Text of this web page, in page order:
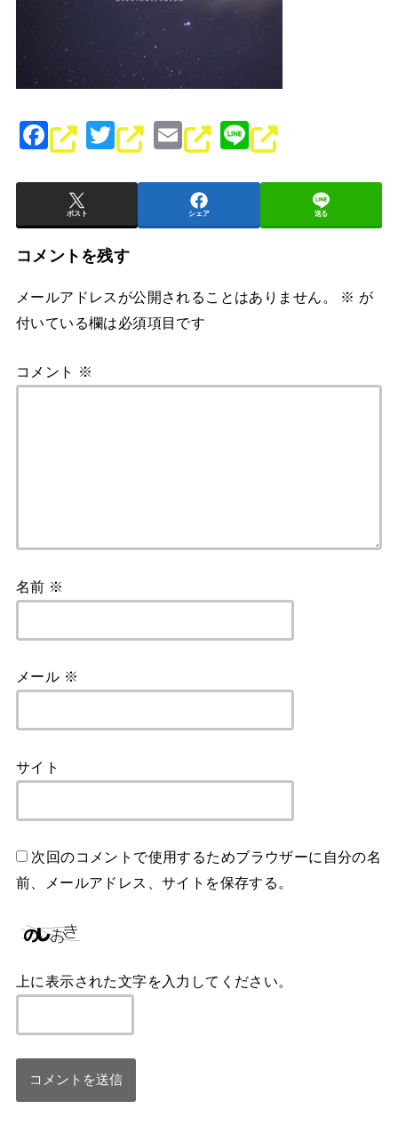
F
a
c
e
b
o
k
T
wi
tt
er
E
m
ai
l
Li
n
e
ポスト シェア 送る
コメントを残す
メールアドレスが公開されることはありません。 ※ が
付いている欄は必須項目です
コメント ※
名前 ※
メール ※
サイト
次回のコメントで使用するためブラウザーに自分の名
前、メールアドレス、サイトを保存する。
上に表示された文字を入力してください。